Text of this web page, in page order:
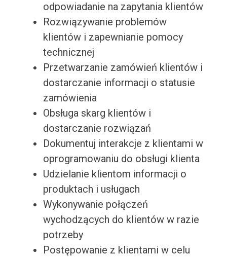
odpowiadanie na zapytania klientów
Rozwiązywanie problemów
klientów i zapewnianie pomocy
technicznej
Przetwarzanie zamówień klientów i
dostarczanie informacji o statusie
zamówienia
Obsługa skarg klientów i
dostarczanie rozwiązań
Dokumentuj interakcje z klientami w
oprogramowaniu do obsługi klienta
Udzielanie klientom informacji o
produktach i usługach
Wykonywanie połączeń
wychodzących do klientów w razie
potrzeby
Postępowanie z klientami w celu